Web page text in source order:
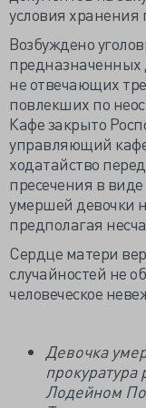
условия хранения
Возбуждено
предназначенных
не отвечающих
повлекших по
Кафе закрыто
управляющий
ходатайство
пресечения в
умершей девочки
предполагая
Сердце матери
случайностей не
человеческое
Девочка
Лодейном